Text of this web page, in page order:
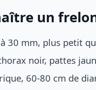
un
30 mm, plus petit
noir, pattes
60-80 cm de